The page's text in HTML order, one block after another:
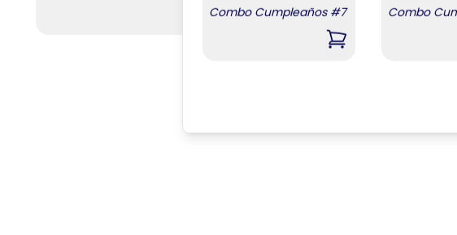
,Cena De Los Padres 1
Combo Cumpleaños #7
,Combo
Combo